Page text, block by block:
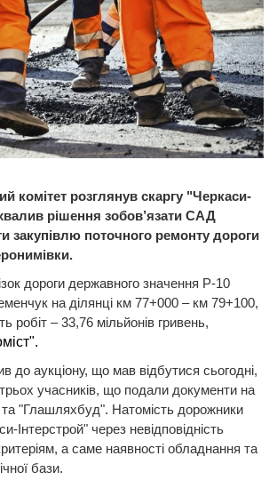
комітет розглянув скаргу "Черкаси-
рішення зобов’язати САД
закупівлю поточного ремонту дороги
дороги державного значення Р-10
на ділянці км 77+000 – км 79+100,
робіт – 33,76 мільйонів гривень,
до аукціону, що мав відбутися сьогодні,
учасників, що подали документи на
та "Глашляхбуд". Натомість дорожники
Інтерстрой" через невідповідність
а саме наявності обладнання та
бази.